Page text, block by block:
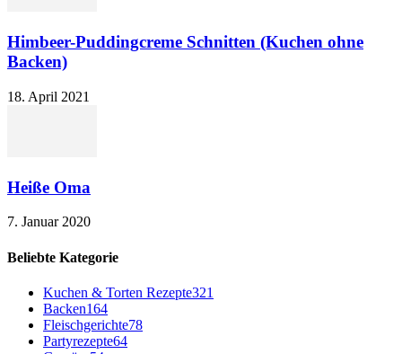
Himbeer-Puddingcreme Schnitten (Kuchen ohne
Backen)
18. April 2021
Heiße Oma
7. Januar 2020
Beliebte Kategorie
Kuchen & Torten Rezepte321
Backen164
Fleischgerichte78
Partyrezepte64